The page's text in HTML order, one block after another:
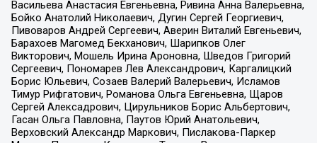
Васильева Анастасия Евгеньевна, Ривина Анна Валерьевна,
Бойко Анатолий Николаевич, Дугин Сергей Георгиевич,
Пивоваров Андрей Сергеевич, Аверин Виталий Евгеньевич,
Барахоев Магомед Бекханович, Шарипков Олег
Викторович, Мошель Ирина Ароновна, Шведов Григорий
Сергеевич, Пономарев Лев Александрович, Каргалицкий
Борис Юльевич, Созаев Валерий Валерьевич, Исламов
Тимур Рифгатович, Романова Ольга Евгеньевна, Щаров
Сергей Алексадрович, Цирульников Борис Альбертович,
Гасан Ольга Павловна, Паутов Юрий Анатольевич,
Верховский Александр Маркович, Пислакова-Паркер